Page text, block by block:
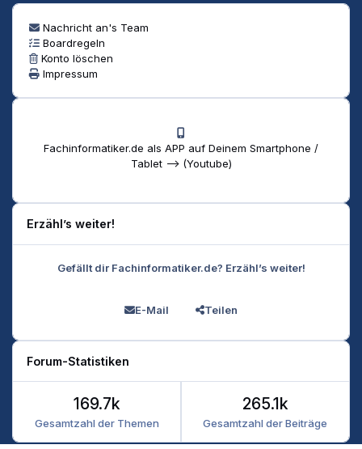
Nachricht an's Team
Boardregeln
Konto löschen
Impressum
Fachinformatiker.de als APP auf Deinem Smartphone /
Tablet --> (Youtube)
Erzähl’s weiter!
Gefällt dir Fachinformatiker.de? Erzähl’s weiter!
E-Mail Teilen
Forum-Statistiken
Gesamtzahl der Themen
169.7k
Gesamtzahl der Beiträge
265.1k